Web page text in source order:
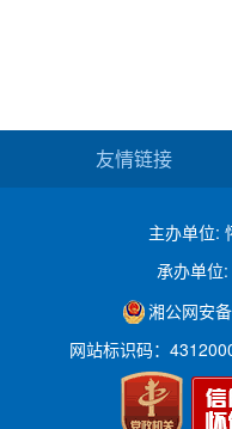
友情链接
主办单位:
承办单位
湘公网安
网站标识码：